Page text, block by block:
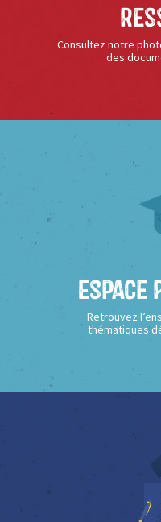
Consultez notre
des
Espace
Retrouvez
thématiques